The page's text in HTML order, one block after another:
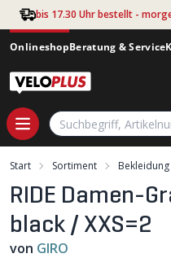
Zum Hauptinhalt springen
bis 17.30 Uhr bestellt -
OnlineshopBeratung & Service
Start Sortiment Bekleidung
RIDE Damen-
black / XXS=2
von GIRO